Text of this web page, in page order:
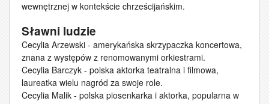
wewnętrznej w kontekście chrześcijańskim.
Sławni ludzie
Cecylia Arzewski - amerykańska skrzypaczka koncertowa,
znana z występów z renomowanymi orkiestrami.
Cecylia Barczyk - polska aktorka teatralna i filmowa,
laureatka wielu nagród za swoje role.
Cecylia Malik - polska piosenkarka i aktorka, popularna w